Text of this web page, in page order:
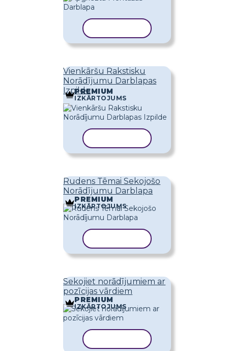
Vienkāršu Rakstisku
Norādījumu Darblapas
Izpilde
PREMIUM
IZKĀRTOJUMS
Rudens Tēmai Sekojošo
Norādījumu Darblapa
PREMIUM
IZKĀRTOJUMS
Sekojiet norādījumiem ar
pozīcijas vārdiem
PREMIUM
IZKĀRTOJUMS